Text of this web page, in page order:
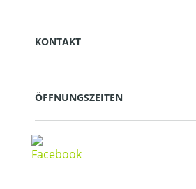
KONTAKT
ÖFFNUNGSZEITEN